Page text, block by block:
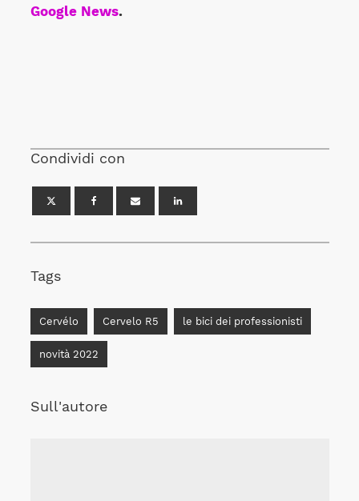
Google News.
Condividi con
Tags
Cervélo Cervelo R5 le bici dei professionisti
novità 2022
Sull'autore